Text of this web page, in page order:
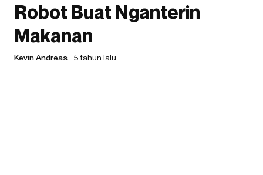
Robot Buat Nganterin
Makanan
Kevin Andreas 5 tahun lalu